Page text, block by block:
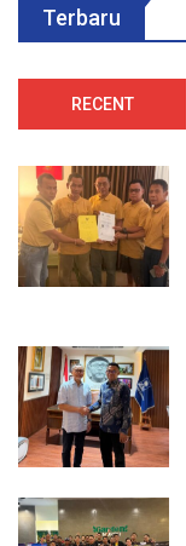
Terbaru
RECENT